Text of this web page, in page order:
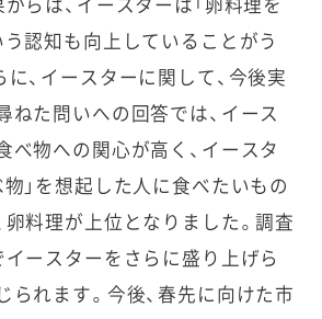
らは、イースターは「卵料理を
う認知も向上していることがう
、イースターに関して、今後実
ねた問いへの回答では、イース
べ物への関心が高く、イースタ
物」を想起した人に食べたいもの
卵料理が上位となりました。調査
イースターをさらに盛り上げら
られます。今後、春先に向けた市